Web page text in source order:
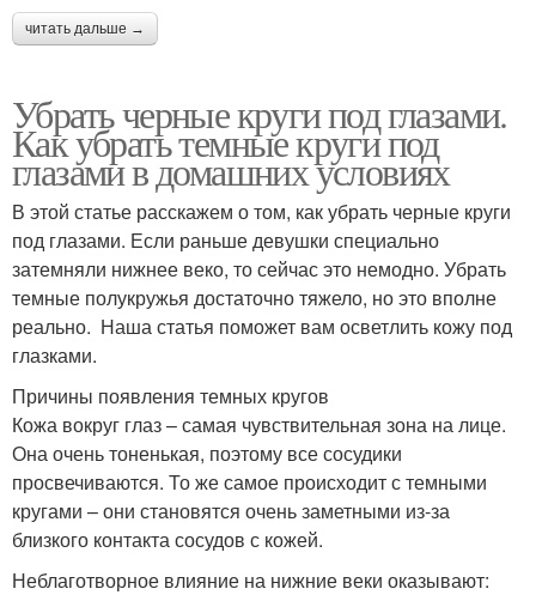
читать дальше →
Убрать черные круги под глазами.
Как убрать темные круги под
глазами в домашних условиях
В этой статье расскажем о том, как убрать черные круги
под глазами. Если раньше девушки специально
затемняли нижнее веко, то сейчас это немодно. Убрать
темные полукружья достаточно тяжело, но это вполне
реально. Наша статья поможет вам осветлить кожу под
глазками.
Причины появления темных кругов
Кожа вокруг глаз – самая чувствительная зона на лице.
Она очень тоненькая, поэтому все сосудики
просвечиваются. То же самое происходит с темными
кругами – они становятся очень заметными из-за
близкого контакта сосудов с кожей.
Неблаготворное влияние на нижние веки оказывают: